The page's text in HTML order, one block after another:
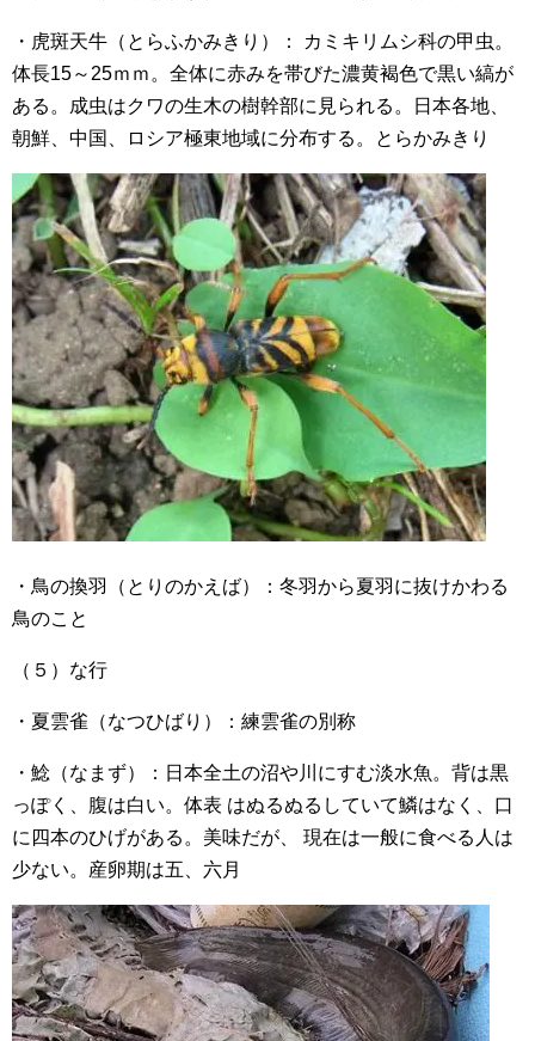
・虎斑天牛（とらふかみきり）： カミキリムシ科の甲虫。
体長15～25ｍｍ。全体に赤みを帯びた濃黄褐色で黒い縞が
ある。成虫はクワの生木の樹幹部に見られる。日本各地、
朝鮮、中国、ロシア極東地域に分布する。とらかみきり
・鳥の換羽（とりのかえば）：冬羽から夏羽に抜けかわる
鳥のこと
（５）な行
・夏雲雀（なつひばり）：練雲雀の別称
・鯰（なまず）：日本全土の沼や川にすむ淡水魚。背は黒
っぽく、腹は白い。体表 はぬるぬるしていて鱗はなく、口
に四本のひげがある。美味だが、 現在は一般に食べる人は
少ない。産卵期は五、六月